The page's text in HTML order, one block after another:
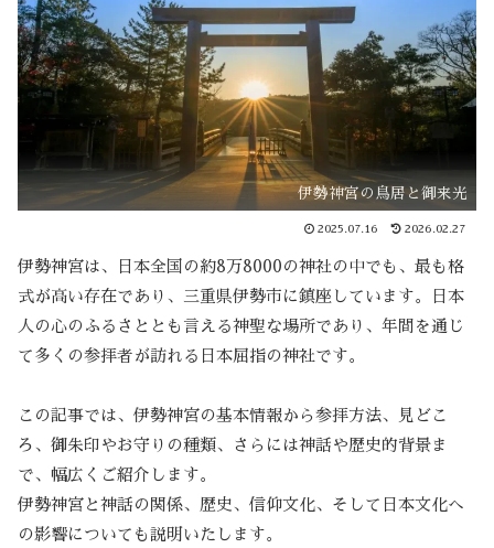
伊勢神宮の鳥居と御来光
2025.07.16 2026.02.27
伊勢神宮は、日本全国の約8万8000の神社の中でも、最も格
式が高い存在であり、三重県伊勢市に鎮座しています。日本
人の心のふるさととも言える神聖な場所であり、年間を通じ
て多くの参拝者が訪れる日本屈指の神社です。
この記事では、伊勢神宮の基本情報から参拝方法、見どこ
ろ、御朱印やお守りの種類、さらには神話や歴史的背景ま
で、幅広くご紹介します。
伊勢神宮と神話の関係、歴史、信仰文化、そして日本文化へ
の影響についても説明いたします。